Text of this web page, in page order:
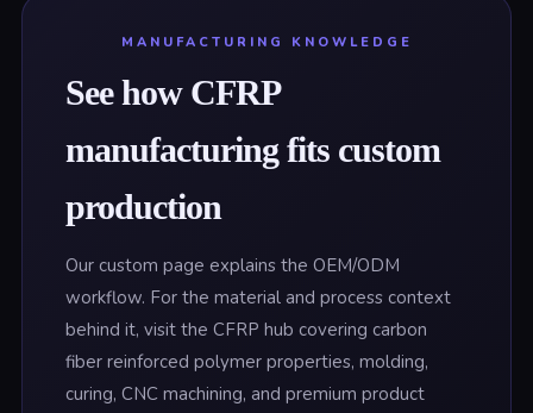
MANUFACTURING KNOWLEDGE
See how CFRP
manufacturing fits custom
production
Our custom page explains the OEM/ODM
workflow. For the material and process context
behind it, visit the CFRP hub covering carbon
fiber reinforced polymer properties, molding,
curing, CNC machining, and premium product